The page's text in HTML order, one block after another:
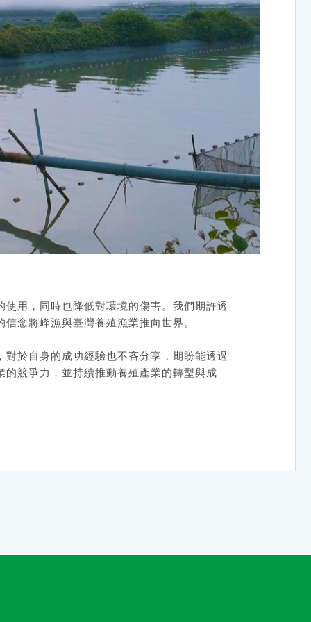
用，同時也降低對環境的傷害。我們期許透
念將峰漁與臺灣養殖漁業推向世界。
於自身的成功經驗也不吝分享，期盼能透過
競爭力，並持續推動養殖產業的轉型與成